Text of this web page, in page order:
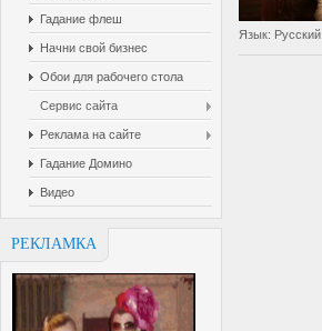
Гадание флеш
Начни свой бизнес
Обои для рабочего стола
Сервис сайта
Реклама на сайте
Гадание Домино
Видео
РЕКЛАМКА
Язык: Русский